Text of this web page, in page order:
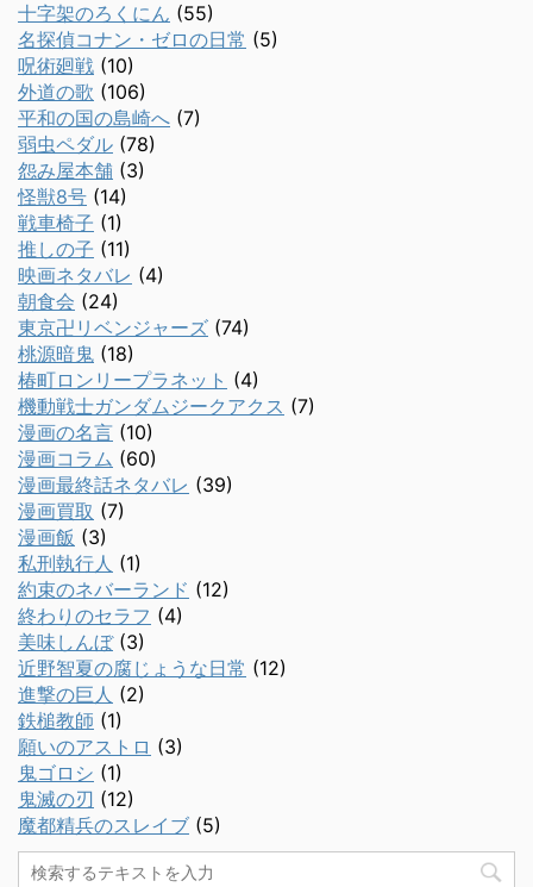
十字架のろくにん (55)
名探偵コナン・ゼロの日常 (5)
呪術廻戦 (10)
外道の歌 (106)
平和の国の島崎へ (7)
弱虫ペダル (78)
怨み屋本舗 (3)
怪獣8号 (14)
戦車椅子 (1)
推しの子 (11)
映画ネタバレ (4)
朝食会 (24)
東京卍リベンジャーズ (74)
桃源暗鬼 (18)
椿町ロンリープラネット (4)
機動戦士ガンダムジークアクス (7)
漫画の名言 (10)
漫画コラム (60)
漫画最終話ネタバレ (39)
漫画買取 (7)
漫画飯 (3)
私刑執行人 (1)
約束のネバーランド (12)
終わりのセラフ (4)
美味しんぼ(3)
近野智夏の腐じょうな日常 (12)
進撃の巨人 (2)
鉄槌教師 (1)
願いのアストロ (3)
鬼ゴロシ (1)
鬼滅の刃 (12)
魔都精兵のスレイブ (5)